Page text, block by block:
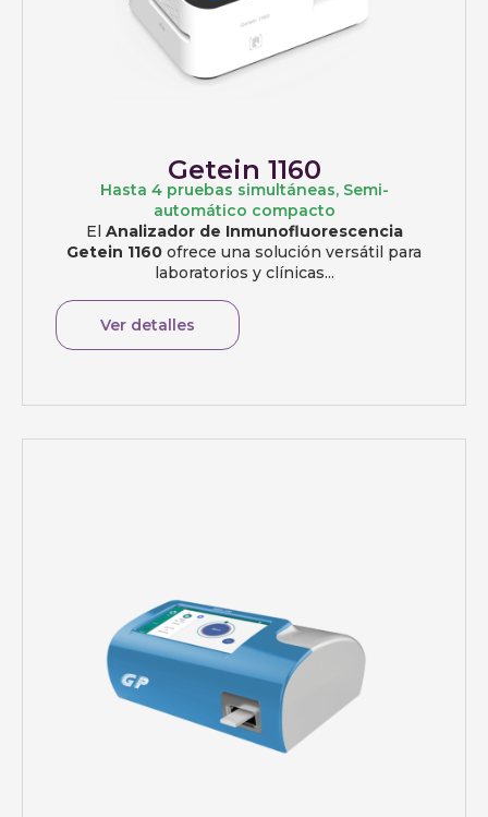
Getein 1160
Hasta 4 pruebas simultáneas, Semi-
automático compacto
El Analizador de Inmunofluorescencia
Getein 1160 ofrece una solución versátil para
laboratorios y clínicas...
Ver detalles